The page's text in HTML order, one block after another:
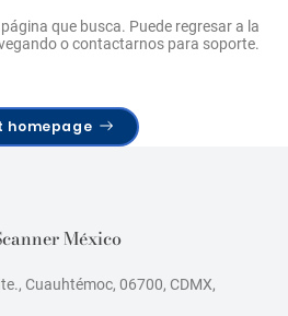
que busca. Puede regresar a la
o contactarnos para soporte.
homepage
México
Cuauhtémoc, 06700, CDMX,